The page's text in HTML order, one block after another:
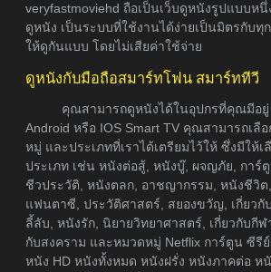
veryfastmoviehd ถือเป็นเว็บดูหนังรูปแบบห
ดูหนัง เป็นระบบที่ใช้งานได้ง่ายเป็นมิตรกับทุ
ให้ดูกันแบบ โดยไม่เสียค่าใช้จ่าย
ดูหนังกับมือถือสมาร์ทโฟน สมาร์ททีวี
คุณสามารถดูหนังได้ในอุปกรที่คุณมีอยู่
Android หรือ IOS Smart TV คุณสามารถเลื
หมู่ และประเภทที่เราได้เตรียมไว้ให้ ซึ่งมีให้เ
ประเภท เช่น หนังต่อสู้, หนังบู๊, ผจญภัย, การ์
ชีวประวัติ, หนังตลก, อาชญากรรม, หนังชีวิต
แฟนตาซี, ประวัติศาสตร์, สยองขวัญ, เกี่ยวกั
ลี้ลับ, หนังรัก, นิยายวิทยาศาสตร์, เกี่ยวกับกีฬ
กับสงคราม และหมวดหมู่ Netflix การ์ตูน ซีรี
หนัง HD หนังทั้งหมด หนังฝรั่ง หนังภาคต่อ ห